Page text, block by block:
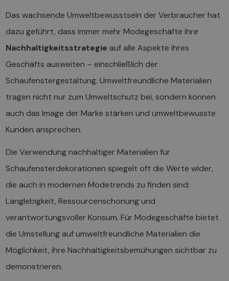
Das wachsende Umweltbewusstsein der Verbraucher hat
dazu geführt, dass immer mehr Modegeschäfte ihre
Nachhaltigkeitsstrategie auf alle Aspekte ihres
Geschäfts ausweiten – einschließlich der
Schaufenstergestaltung. Umweltfreundliche Materialien
tragen nicht nur zum Umweltschutz bei, sondern können
auch das Image der Marke stärken und umweltbewusste
Kunden ansprechen.
Die Verwendung nachhaltiger Materialien für
Schaufensterdekorationen spiegelt oft die Werte wider,
die auch in modernen Modetrends zu finden sind:
Langlebigkeit, Ressourcenschonung und
verantwortungsvoller Konsum. Für Modegeschäfte bietet
die Umstellung auf umweltfreundliche Materialien die
Möglichkeit, ihre Nachhaltigkeitsbemühungen sichtbar zu
demonstrieren.